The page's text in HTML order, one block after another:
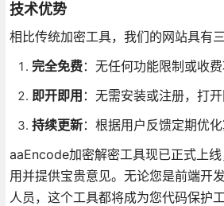
技术优势
相比传统加密工具，我们的网站具有三
完全免费：无任何功能限制或收费
即开即用 ：无需安装或注册，打
持续更新：根据用户反馈定期优
aaEncode加密解密工具现已正式上
用并提供宝贵意见。无论您是前端开
人员，这个工具都将成为您代码保护